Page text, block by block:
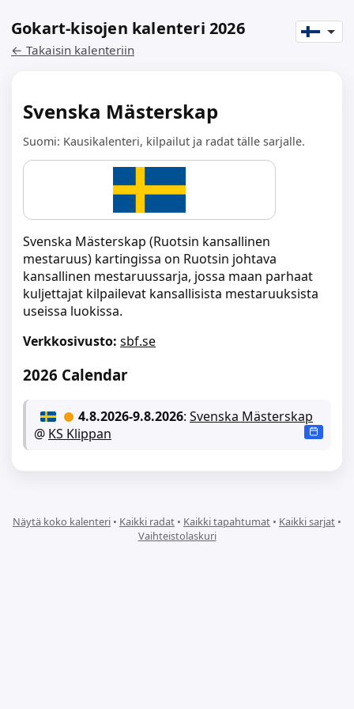
Gokart-kisojen kalenteri 2026
← Takaisin kalenteriin
Svenska Mästerskap
Suomi: Kausikalenteri, kilpailut ja radat tälle sarjalle.
Svenska Mästerskap (Ruotsin kansallinen
mestaruus) kartingissa on Ruotsin johtava
kansallinen mestaruussarja, jossa maan parhaat
kuljettajat kilpailevat kansallisista mestaruuksista
useissa luokissa.
Verkkosivusto: sbf.se
2026 Calendar
4.8.2026-9.8.2026: Svenska Mästerskap
@ KS Klippan
Näytä koko kalenteri • Kaikki radat • Kaikki tapahtumat • Kaikki sarjat •
Vaihteistolaskuri